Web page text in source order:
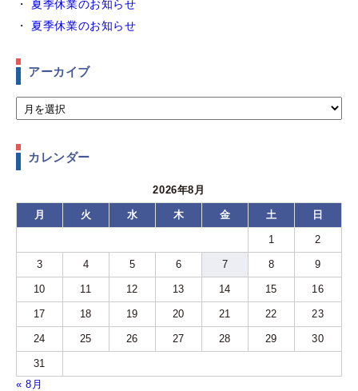
夏季休業のお知らせ
夏季休業のお知らせ
アーカイブ
カレンダー
2026年8月
月 火 水 木 金 土 日
1 2
3 4 5 6 7 8 9
10 11 12 13 14 15 16
17 18 19 20 21 22 23
24 25 26 27 28 29 30
31
« 8月